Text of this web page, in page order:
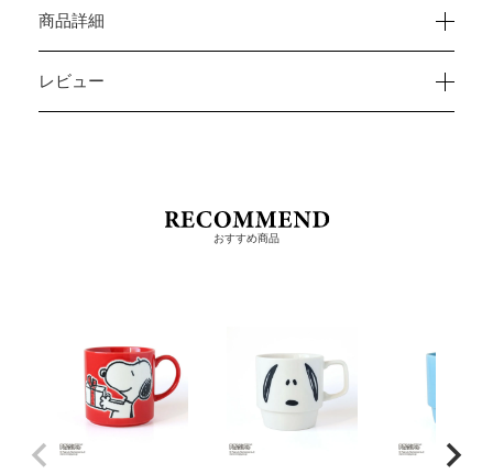
商品詳細
レビュー
おすすめ商品